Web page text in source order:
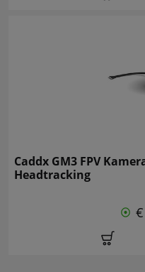
Caddx GM3 FPV
Headtracking